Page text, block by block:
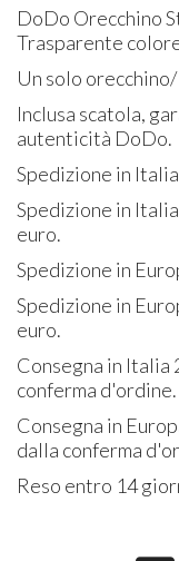
DoDo Orecchino
Trasparente
Un solo
Inclusa scatola,
autenticità DoDo.
Spedizione in
Spedizione in
euro.
Spedizione in
Spedizione in
euro.
Consegna in
conferma d'ordine.
Consegna in
dalla conferma
Reso entro 14